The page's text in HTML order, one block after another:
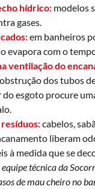
hídrico: modelos
gases.
em banheiros
evapora com o
ventilação do
dos tubos
do esgoto procure
cabelos,
liberam
à medida que se
técnica da
de mau cheiro no